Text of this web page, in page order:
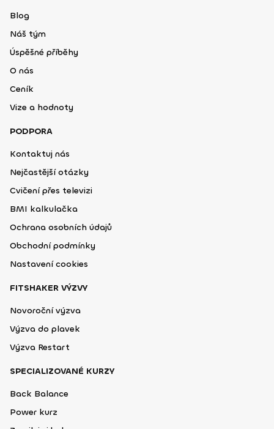
Blog
Náš tým
Úspěšné příběhy
O nás
Ceník
Vize a hodnoty
PODPORA
Kontaktuj nás
Nejčastější otázky
Cvičení přes televizi
BMI kalkulačka
Ochrana osobních údajů
Obchodní podmínky
Nastavení cookies
FITSHAKER VÝZVY
Novoroční výzva
Výzva do plavek
Výzva Restart
SPECIALIZOVANÉ KURZY
Back Balance
Power kurz